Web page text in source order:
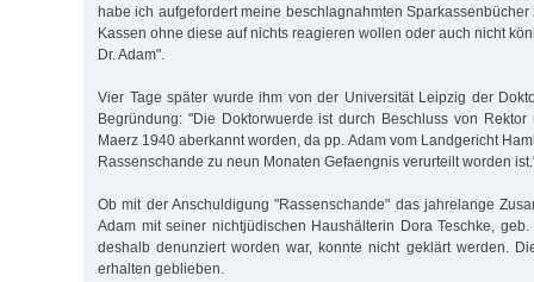
habe ich aufgefordert meine beschlagnahmten
Kassen ohne diese auf nichts reagieren wollen oder auch nicht
Dr. Adam".
Vier Tage später wurde ihm von der Universität Leipzig der
Begründung: "Die Doktorwuerde ist durch Beschluss von
Maerz 1940 aberkannt worden, da pp. Adam vom Landgericht
Rassenschande zu neun Monaten Gefaengnis verurteilt worden
Ob mit der Anschuldigung "Rassenschande" das jahrelange
Adam mit seiner nichtjüdischen Haushälterin Dora Teschke,
deshalb denunziert worden war, konnte nicht geklärt werden.
erhalten geblieben.